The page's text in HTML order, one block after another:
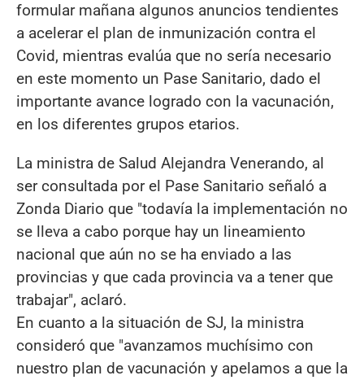
formular mañana algunos anuncios tendientes
a acelerar el plan de inmunización contra el
Covid, mientras evalúa que no sería necesario
en este momento un Pase Sanitario, dado el
importante avance logrado con la vacunación,
en los diferentes grupos etarios.
La ministra de Salud Alejandra Venerando, al
ser consultada por el Pase Sanitario señaló a
Zonda Diario que "todavía la implementación no
se lleva a cabo porque hay un lineamiento
nacional que aún no se ha enviado a las
provincias y que cada provincia va a tener que
trabajar", aclaró.
En cuanto a la situación de SJ, la ministra
consideró que "avanzamos muchísimo con
nuestro plan de vacunación y apelamos a que la